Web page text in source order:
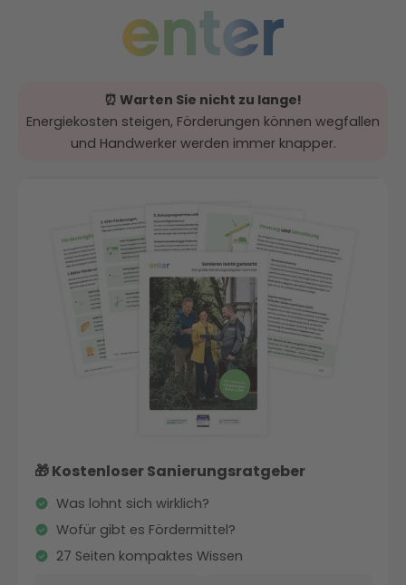
⏰ Warten Sie nicht zu lange!
Energiekosten steigen, Förderungen können wegfallen
und Handwerker werden immer knapper.